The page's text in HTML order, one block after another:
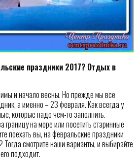
праздники 2017? Отдых в
и начало весны. Но прежде мы все
а именно – 23 февраля. Как всегда у
которые надо чем-то заполнить.
границу на море или посетить старинные
поехать вы, на февральские праздники
смотрите наши варианты, и выбирайте
подходит.